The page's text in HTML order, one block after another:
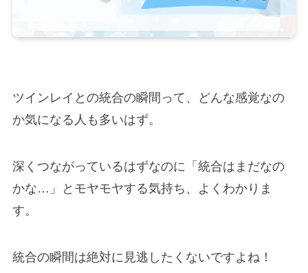
ツインレイとの統合の瞬間って、どんな感覚なの
か気になる人も多いはず。
深くつながっているはずなのに「統合はまだなの
かな…」とモヤモヤする気持ち、よくわかりま
す。
統合の瞬間は絶対に見逃したくないですよね！